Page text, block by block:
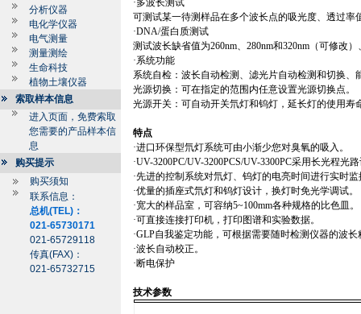
分析仪器
电化学仪器
电气测量
测量测绘
生命科技
植物土壤仪器
索取样本信息
进入页面，免费索取
您需要的产品样本信
息
购买提示
购买须知
联系信息：
总机(TEL)：
021-65730171
021-65729118
传真(FAX)：
021-65732715
·多波长测试
可测试某一待测样品在多个波长点的吸光度、透过率
·DNA/蛋白质测试
测试波长缺省值为260nm、280nm和320nm （可修改
·系统功能
系统自检：波长自动检测、滤光片自动检测和切换、
光源切换：可在指定的范围内任意设置光源切换点。
光源开关：可自动开关氘灯和钨灯，延长灯的使用寿
特点
·进口环保型氘灯系统可由小渐少您对臭氧的吸入。
·UV-3200PC/UV-3200PCS/UV-3300PC采用长光程光
·先进的控制系统对氘灯、钨灯的电亮时间进行实时监
·优量的插座式氘灯和钨灯设计，换灯时免光学调试。
·宽大的样品室，可容纳5~100mm各种规格的比色皿。
·可直接连接打印机，打印图谱和实验数据。
·GLP自我鉴定功能，可根据需要随时检测仪器的波
·波长自动校正。
·断电保护
技术参数